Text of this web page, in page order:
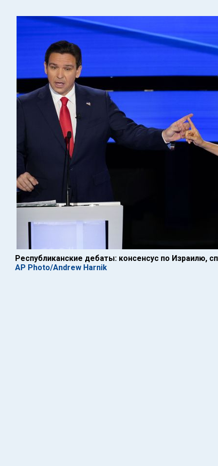
Республиканские дебаты: консенсус по Израилю,
AP Photo/Andrew Harnik